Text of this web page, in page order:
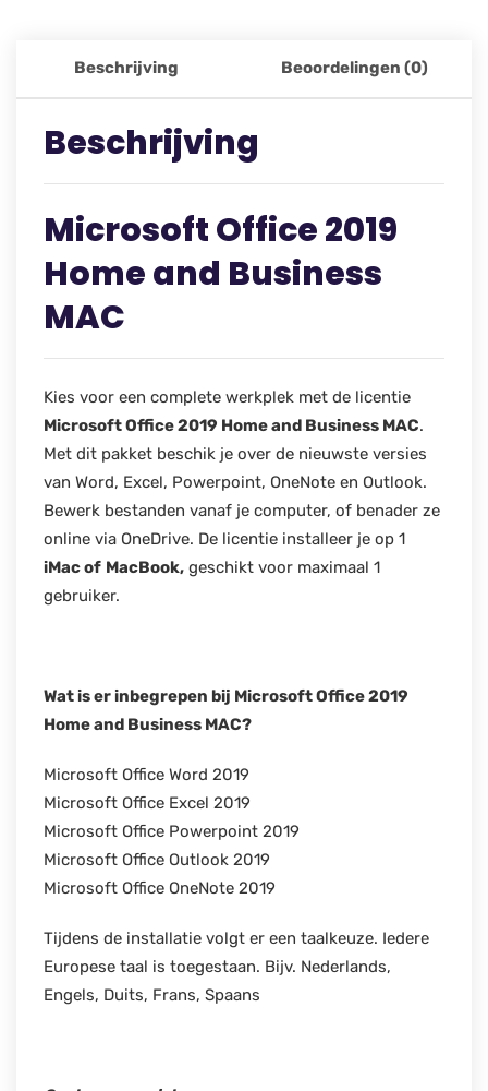
Beschrijving Beoordelingen (0)
Beschrijving
Microsoft Office 2019
Home and Business
MAC
Kies voor een complete werkplek met de licentie
Microsoft Office 2019 Home and Business MAC.
Met dit pakket beschik je over de nieuwste versies
van Word, Excel, Powerpoint, OneNote en Outlook.
Bewerk bestanden vanaf je computer, of benader ze
online via OneDrive. De licentie installeer je op 1
iMac of MacBook, geschikt voor maximaal 1
gebruiker.
Wat is er inbegrepen bij Microsoft Office 2019
Home and Business MAC?
Microsoft Office Word 2019
Microsoft Office Excel 2019
Microsoft Office Powerpoint 2019
Microsoft Office Outlook 2019
Microsoft Office OneNote 2019
Tijdens de installatie volgt er een taalkeuze. Iedere
Europese taal is toegestaan. Bijv. Nederlands,
Engels, Duits, Frans, Spaans